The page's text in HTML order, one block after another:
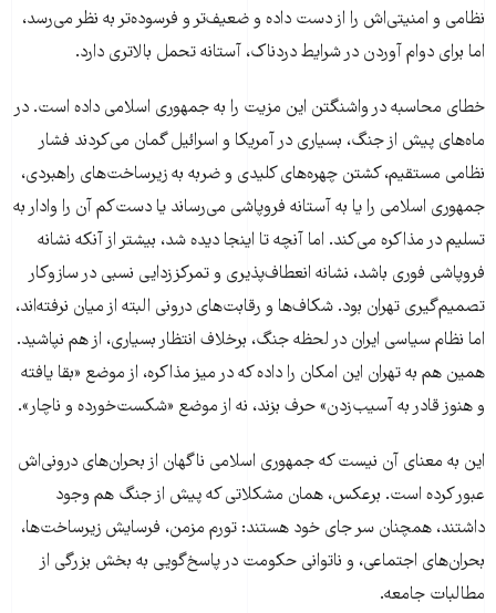
نظامی و امنیتی‌اش را از دست داده و ضعیف‌تر و فرسوده‌تر به نظر می‌رسد،
اما برای دوام آوردن در شرایط دردناک، آستانه تحمل بالاتری دارد.
خطای محاسبه در واشنگتن این مزیت را به جمهوری اسلامی داده است. در
ماه‌های پیش از جنگ، بسیاری در آمریکا و اسرائیل گمان می‌کردند فشار
نظامی مستقیم، کشتن چهره‌های کلیدی و ضربه به زیرساخت‌های راهبردی،
جمهوری اسلامی را یا به آستانه فروپاشی می‌رساند یا دست‌کم آن را وادار به
تسلیم در مذاکره می‌کند. اما آنچه تا اینجا دیده شد، بیشتر از آنکه نشانه
فروپاشی فوری باشد، نشانه انعطاف‌پذیری و تمرکززدایی نسبی در سازوکار
تصمیم‌گیری تهران بود. شکاف‌ها و رقابت‌های درونی البته از میان نرفته‌اند،
اما نظام سیاسی ایران در لحظه جنگ، برخلاف انتظار بسیاری، از هم نپاشید.
همین هم به تهران این امکان را داده که در میز مذاکره، از موضع «بقا یافته
و هنوز قادر به آسیب‌زدن» حرف بزند، نه از موضع «شکست‌خورده و ناچار».
این به معنای آن نیست که جمهوری اسلامی ناگهان از بحران‌های درونی‌اش
عبور کرده است. برعکس، همان مشکلاتی که پیش از جنگ هم وجود
داشتند، همچنان سر جای خود هستند: تورم مزمن، فرسایش زیرساخت‌ها،
بحران‌های اجتماعی، و ناتوانی حکومت در پاسخ‌گویی به بخش بزرگی از
مطالبات جامعه.